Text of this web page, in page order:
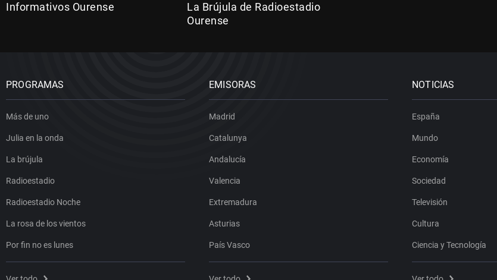
Informativos Ourense
La Brújula de Radioestadio
Ourense
PROGRAMAS
Más de uno
Julia en la onda
La brújula
Radioestadio
Radioestadio Noche
La rosa de los vientos
Por fin no es lunes
EMISORAS
Madrid
Catalunya
Andalucía
Valencia
Extremadura
Asturias
País Vasco
NOTICIAS
España
Mundo
Economía
Sociedad
Televisión
Cultura
Ciencia y Tecnología